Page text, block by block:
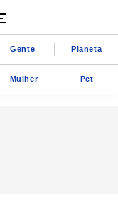
Gente Planeta
Mulher Pet